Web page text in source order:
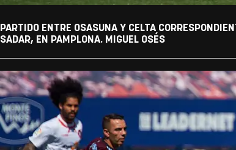
PARTIDO ENTRE OSASUNA Y CELTA
SADAR, EN PAMPLONA. MIGUEL OSÉS